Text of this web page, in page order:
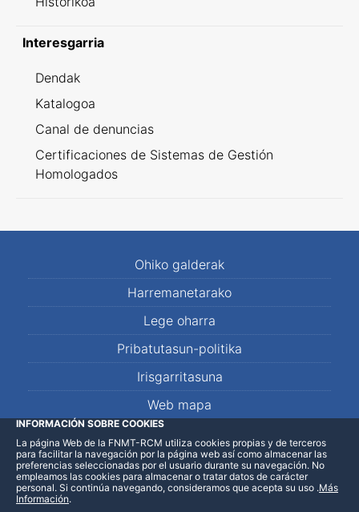
Interesgarria
Dendak
Katalogoa
Canal de denuncias
Certificaciones de Sistemas de Gestión
Homologados
Ohiko galderak
Harremanetarako
Lege oharra
Pribatutasun-politika
Irisgarritasuna
Web mapa
LinkedInFacebookWhatsApp
INFORMACIÓN SOBRE COOKIES
La página Web de la FNMT-RCM utiliza cookies propias y de terceros
para facilitar la navegación por la página web así como almacenar las
preferencias seleccionadas por el usuario durante su navegación. No
empleamos las cookies para almacenar o tratar datos de carácter
personal. Si continúa navegando, consideramos que acepta su uso .Más
Información.